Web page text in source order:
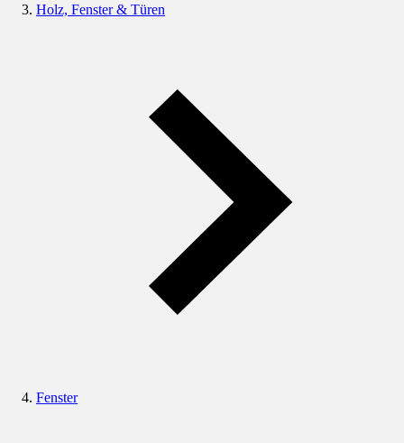
Holz, Fenster & Türen
Fenster